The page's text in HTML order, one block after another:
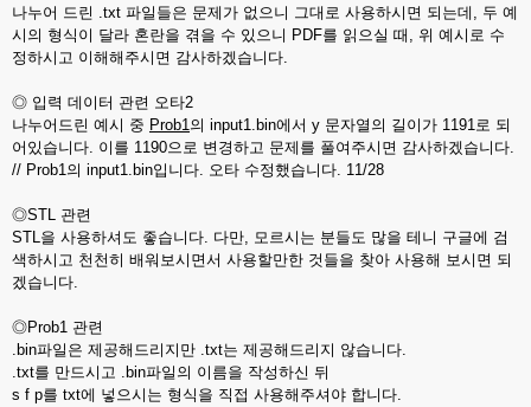
나누어 드린 .txt 파일들은 문제가 없으니 그대로 사용하시면 되는데, 두 예
시의 형식이 달라 혼란을 겪을 수 있으니 PDF를 읽으실 때, 위 예시로 수
정하시고 이해해주시면 감사하겠습니다.
◎ 입력 데이터 관련 오타2
나누어드린 예시 중 Prob1의 input1.bin에서 y 문자열의 길이가 1191로 되
어있습니다. 이를 1190으로 변경하고 문제를 풀여주시면 감사하겠습니다.
// Prob1의 input1.bin입니다. 오타 수정했습니다. 11/28
◎STL 관련
STL을 사용하셔도 좋습니다. 다만, 모르시는 분들도 많을 테니 구글에 검
색하시고 천천히 배워보시면서 사용할만한 것들을 찾아 사용해 보시면 되
겠습니다.
◎Prob1 관련
.bin파일은 제공해드리지만 .txt는 제공해드리지 않습니다.
.txt를 만드시고 .bin파일의 이름을 작성하신 뒤
s f p를 txt에 넣으시는 형식을 직접 사용해주셔야 합니다.